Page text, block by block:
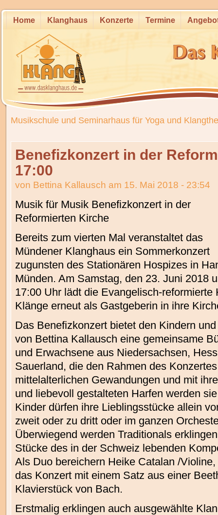
Home Klanghaus Konzerte Termine
Musikschule und Seminarhaus für Yoga und
Benefizkonzert in der
17:00
von Bettina Kallausch am 15. Mai 2018 - 23:54
Musik für Musik Benefizkonzert in der
Reformierten Kirche
Bereits zum vierten Mal veranstaltet das
Mündener Klanghaus ein Sommerkonzert
zugunsten des Stationären Hospizes in
Münden. Am Samstag, den 23. Juni 2018
17:00 Uhr lädt die Evangelisch-
Klänge erneut als Gastgeberin in ihre
Das Benefizkonzert bietet den Kindern
von Bettina Kallausch eine gemeinsame
und Erwachsene aus Niedersachsen,
Sauerland, die den Rahmen des
mittelalterlichen Gewandungen und mit
und liebevoll gestalteten Harfen werden
Kinder dürfen ihre Lieblingsstücke allein
zweit oder zu dritt oder im ganzen
Überwiegend werden Traditionals
Stücke des in der Schweiz lebenden
Als Duo bereichern Heike Catalan /
das Konzert mit einem Satz aus einer
Klavierstück von Bach.
Erstmalig erklingen auch ausgewählte